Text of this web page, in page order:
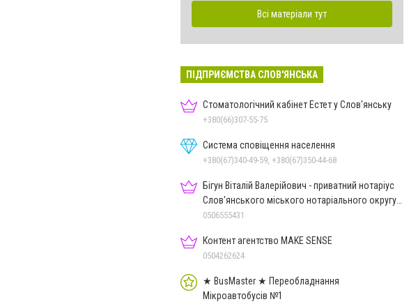
Всі матеріали тут
ПІДПРИЄМСТВА СЛОВ'ЯНСЬКА
Стоматологічний кабінет Естет у Слов'янську
+380(66)307-55-75
Система сповіщення населення
+380(67)340-49-59, +380(67)350-44-68
Бігун Віталій Валерійович - приватний нотаріус
Слов'янського міського нотаріального округу
Дон.обл.
0506555431
Контент агентство MAKE SENSE
0504262624
★ BusMaster ★ Переобладнання
Мікроавтобусів №1